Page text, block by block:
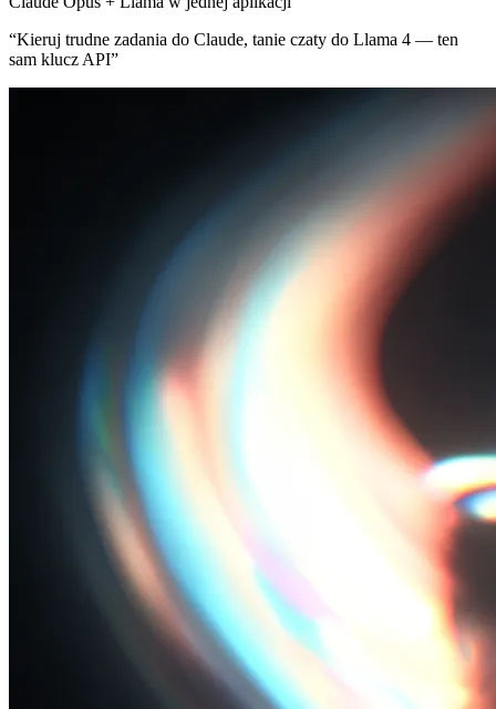
“Kieruj trudne zadania do Claude, tanie czaty do Llama 4 — ten
sam klucz API”